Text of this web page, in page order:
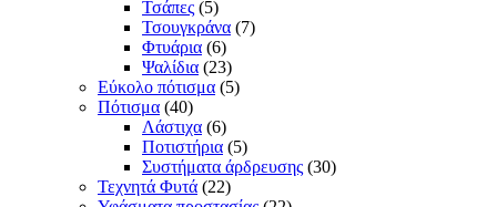
Τσάπες (5)
Τσουγκράνα (7)
Φτυάρια (6)
Ψαλίδια (23)
Εύκολο πότισμα (5)
Πότισμα (40)
Λάστιχα (6)
Ποτιστήρια (5)
Συστήματα άρδρευσης (30)
Τεχνητά Φυτά (22)